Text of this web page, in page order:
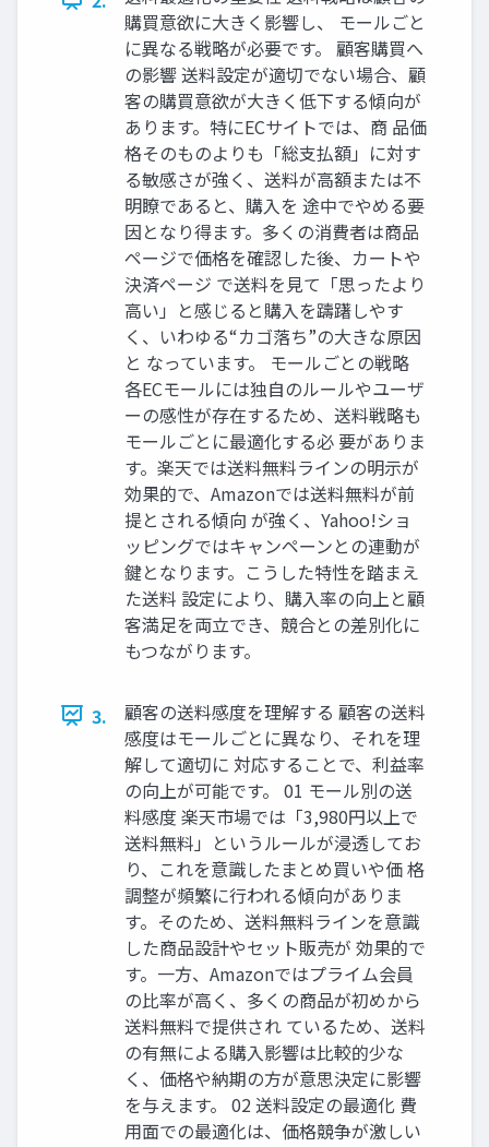
購買意欲に大きく影響し、 モールごと
に異なる戦略が必要です。 顧客購買へ
の影響 送料設定が適切でない場合、顧
客の購買意欲が大きく低下する傾向が
あります。特にECサイトでは、商 品価
格そのものよりも「総支払額」に対す
る敏感さが強く、送料が高額または不
明瞭であると、購入を 途中でやめる要
因となり得ます。多くの消費者は商品
ページで価格を確認した後、カートや
決済ページ で送料を見て「思ったより
高い」と感じると購入を躊躇しやす
く、いわゆる“カゴ落ち”の大きな原因
と なっています。 モールごとの戦略
各ECモールには独自のルールやユーザ
ーの感性が存在するため、送料戦略も
モールごとに最適化する必 要がありま
す。楽天では送料無料ラインの明示が
効果的で、Amazonでは送料無料が前
提とされる傾向 が強く、Yahoo!ショ
ッピングではキャンペーンとの連動が
鍵となります。こうした特性を踏まえ
た送料 設定により、購入率の向上と顧
客満足を両立でき、競合との差別化に
もつながります。
3.
顧客の送料感度を理解する 顧客の送料
感度はモールごとに異なり、それを理
解して適切に 対応することで、利益率
の向上が可能です。 01 モール別の送
料感度 楽天市場では「3,980円以上で
送料無料」というルールが浸透してお
り、これを意識したまとめ買いや価 格
調整が頻繁に行われる傾向がありま
す。そのため、送料無料ラインを意識
した商品設計やセット販売が 効果的で
す。一方、Amazonではプライム会員
の比率が高く、多くの商品が初めから
送料無料で提供され ているため、送料
の有無による購入影響は比較的少な
く、価格や納期の方が意思決定に影響
を与えます。 02 送料設定の最適化 費
用面での最適化は、価格競争が激しい